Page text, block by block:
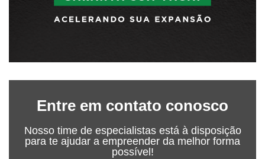
Entre em contato conosco
Nosso time de especialistas está à disposição
para te ajudar a empreender da melhor forma
possível!